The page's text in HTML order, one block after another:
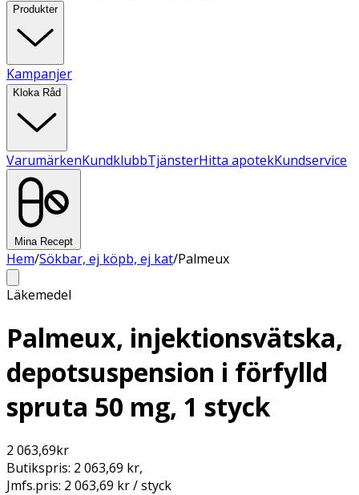
Produkter
Kampanjer
Kloka Råd
VarumärkenKundklubbTjänsterHitta apotekKundservice
Mina Recept
Hem/Sökbar, ej köpb, ej kat/Palmeux
Läkemedel
Palmeux, injektionsvätska,
depotsuspension i förfylld
spruta 50 mg, 1 styck
2 063,69kr
Butikspris: 2 063,69 kr,
Jmfs.pris: 2 063,69 kr / styck